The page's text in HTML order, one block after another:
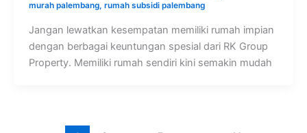
murah palembang, rumah subsidi palembang
Jangan lewatkan kesempatan memiliki rumah impian
dengan berbagai keuntungan spesial dari RK Group
Property. Memiliki rumah sendiri kini semakin mudah